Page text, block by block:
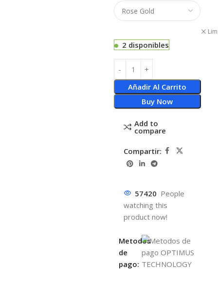
2 disponibles
Añadir Al Carrito
Buy Now
Add to
compare
Compartir:
57420 People
watching this
product now!
Metodos
de
pago: